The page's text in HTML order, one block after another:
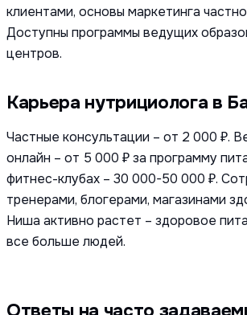
клиентами, основы маркетинга
Доступны программы ведущих
центров.
Карьера нутрициолога в
Частные консультации – от 2 000 ₽.
онлайн – от 5 000 ₽ за программу
фитнес-клубах – 30 000-50 000 ₽.
тренерами, блогерами, магазинами
Ниша активно растет – здоровое
все больше людей.